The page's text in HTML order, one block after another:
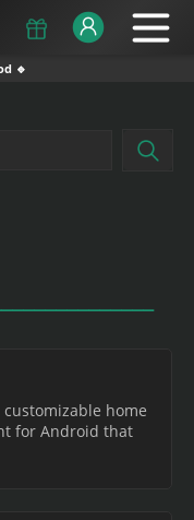
🔹
home
for Android that